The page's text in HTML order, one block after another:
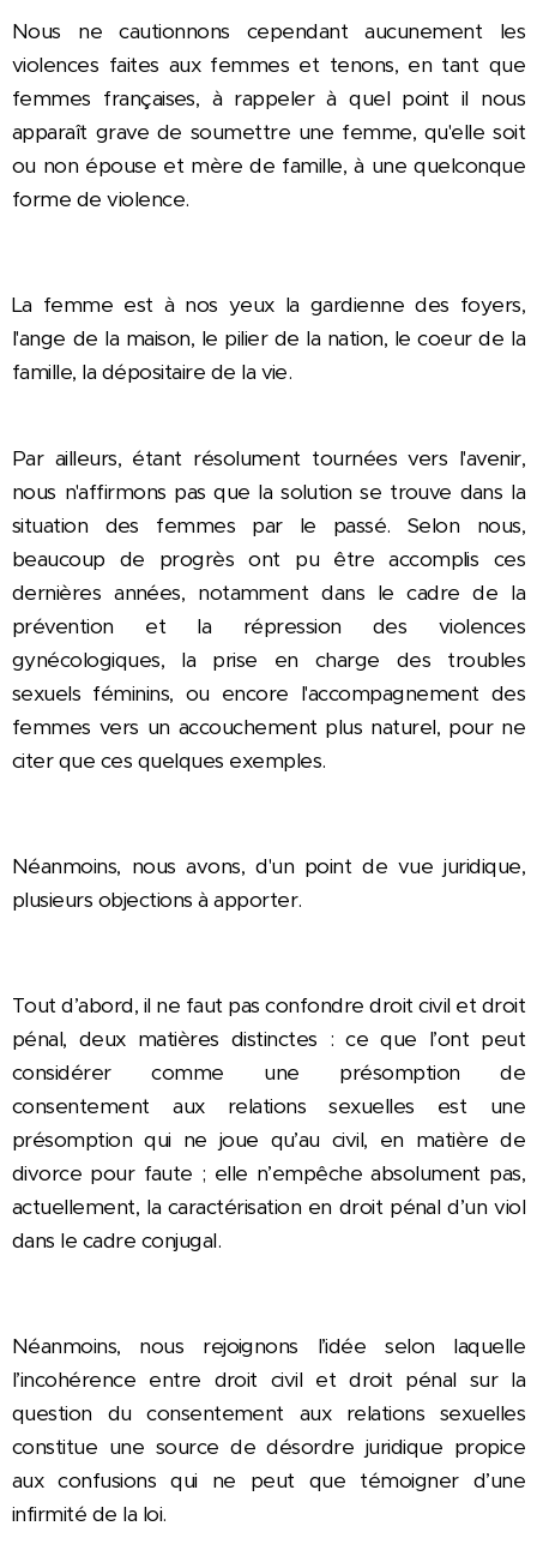
Nous ne cautionnons cependant aucunement les
violences faites aux femmes et tenons, en tant que
femmes françaises, à rappeler à quel point il nous
apparaît grave de soumettre une femme, qu'elle soit
ou non épouse et mère de famille, à une quelconque
forme de violence.
La femme est à nos yeux la gardienne des foyers,
l'ange de la maison, le pilier de la nation, le coeur de la
famille, la dépositaire de la vie.
Par ailleurs, étant résolument tournées vers l'avenir,
nous n'affirmons pas que la solution se trouve dans la
situation des femmes par le passé. Selon nous,
beaucoup de progrès ont pu être accomplis ces
dernières années, notamment dans le cadre de la
prévention et la répression des violences
gynécologiques, la prise en charge des troubles
sexuels féminins, ou encore l'accompagnement des
femmes vers un accouchement plus naturel, pour ne
citer que ces quelques exemples.
Néanmoins, nous avons, d'un point de vue juridique,
plusieurs objections à apporter.
Tout d’abord, il ne faut pas confondre droit civil et droit
pénal, deux matières distinctes : ce que l’ont peut
considérer comme une présomption de
consentement aux relations sexuelles est une
présomption qui ne joue qu’au civil, en matière de
divorce pour faute ; elle n’empêche absolument pas,
actuellement, la caractérisation en droit pénal d’un viol
dans le cadre conjugal.
Néanmoins, nous rejoignons l’idée selon laquelle
l’incohérence entre droit civil et droit pénal sur la
question du consentement aux relations sexuelles
constitue une source de désordre juridique propice
aux confusions qui ne peut que témoigner d’une
infirmité de la loi.